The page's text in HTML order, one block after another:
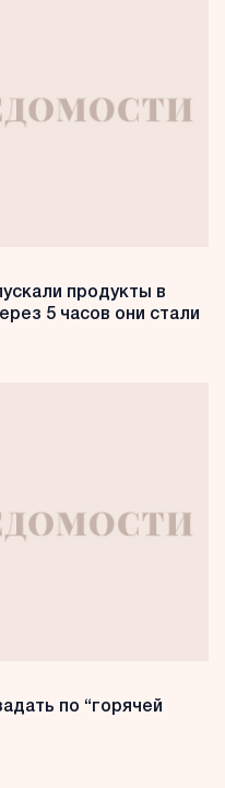
продукты в
5 часов они стали
по “горячей